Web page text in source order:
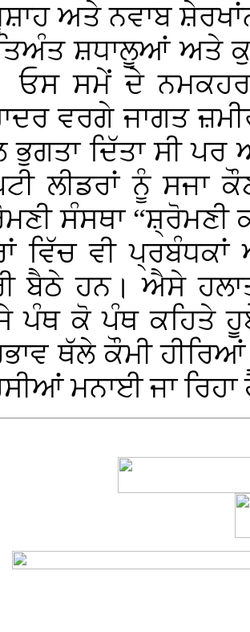
ਅਤੇ ਨਵਾਬ
ਸ਼ਧਾਲੂਆਂ ਅਤੇ
ਓਸ ਸਮੇਂ ਦੇ
ਵਰਗੇ ਜਾਗਤ
ਭੁਗਤਾ ਦਿੱਤਾ ਸੀ
ਲੀਡਰਾਂ ਨੂੰ ਸਜਾ
ਸੰਸਥਾ
ਵਿੱਚ ਵੀ
ਬੈਠੇ ਹਨ। ਐਸੇ
ਪੰਥ ਕੋ ਪੰਥ ਕਹਿਤੇ
ਥੱਲੇ ਕੌਮੀ
ਮਨਾਈ ਜਾ ਰਿਹਾ